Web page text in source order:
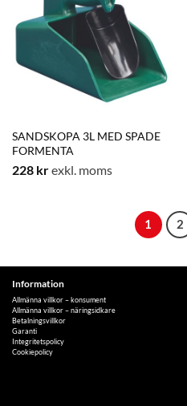
SANDSKOPA 3L MED SPADE
FORMENTA
228 krexkl. moms
1 2
Information
Allmänna villkor – konsument
Allmänna villkor – näringsidkare
Betalningsvillkor
Garanti
Integritetspolicy
Cookiepolicy